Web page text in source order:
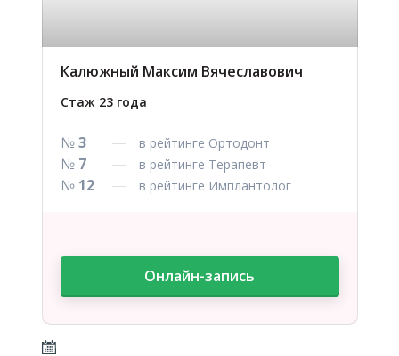
Калюжный Максим Вячеславович
Стаж 23 года
№3 в рейтинге Ортодонт
№ 7 в рейтинге Терапевт
№ 12 в рейтинге Имплантолог
Онлайн-запись